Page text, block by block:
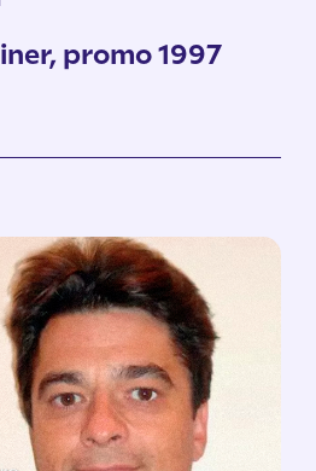
promo 1997